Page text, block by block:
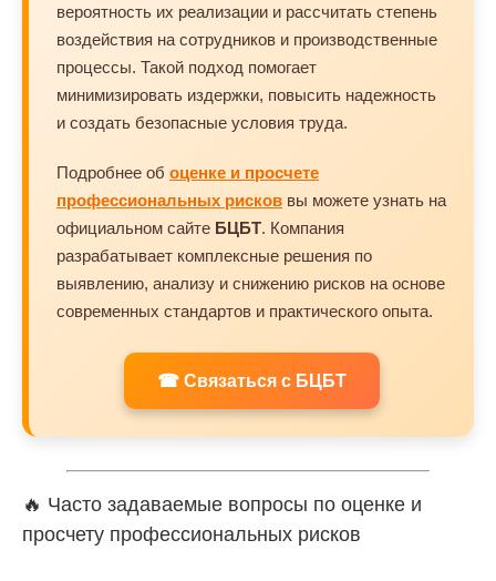
вероятность их реализации и рассчитать степень
воздействия на сотрудников и производственные
процессы. Такой подход помогает
минимизировать издержки, повысить надежность
и создать безопасные условия труда.
Подробнее об оценке и просчете
профессиональных рисков вы можете узнать на
официальном сайте БЦБТ. Компания
разрабатывает комплексные решения по
выявлению, анализу и снижению рисков на основе
современных стандартов и практического опыта.
☎ Связаться с БЦБТ
🔥 Часто задаваемые вопросы по оценке и
просчету профессиональных рисков